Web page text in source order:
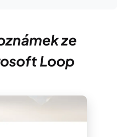
ze
Loop